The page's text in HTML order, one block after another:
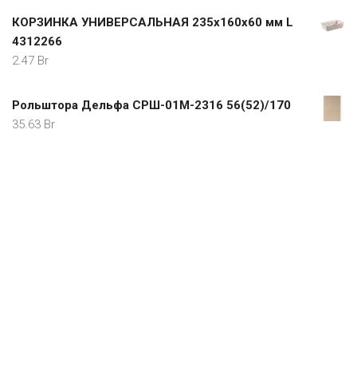
КОРЗИНКА УНИВЕРСАЛЬНАЯ 235х160х60 мм L
4312266
2.47 Br
Рольштора Дельфа СРШ-01М-2316 56(52)/170
35.63 Br